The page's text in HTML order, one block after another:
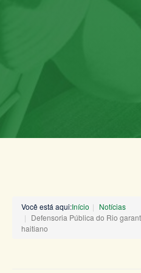
Você está aqui:Início
Notícias
Defensoria Pública do Rio
haitiano